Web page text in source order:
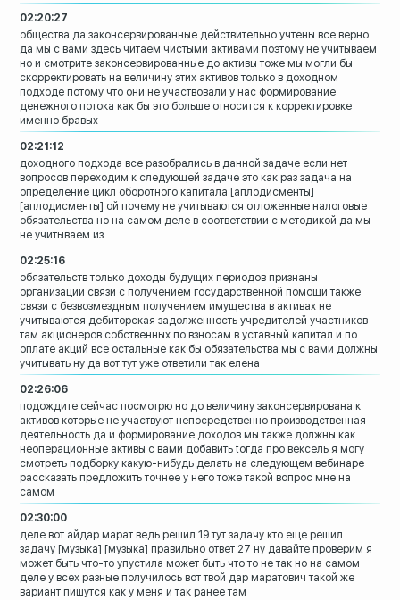
02:20:27
общества да законсервированные действительно учтены все верно
да мы с вами здесь читаем чистыми активами поэтому не учитываем
но и смотрите законсервированные до активы тоже мы могли бы
скорректировать на величину этих активов только в доходном
подходе потому что они не участвовали у нас формирование
денежного потока как бы это больше относится к корректировке
именно бравых
02:21:12
доходного подхода все разобрались в данной задаче если нет
вопросов переходим к следующей задаче это как раз задача на
определение цикл оборотного капитала [аплодисменты]
[аплодисменты] ой почему не учитываются отложенные налоговые
обязательства но на самом деле в соответствии с методикой да мы
не учитываем из
02:25:16
обязательств только доходы будущих периодов признаны
организации связи с получением государственной помощи также
связи с безвозмездным получением имущества в активах не
учитываются дебиторская задолженность учредителей участников
там акционеров собственных по взносам в уставный капитал и по
оплате акций все остальные как бы обязательства мы с вами должны
учитывать ну да вот тут уже ответили так елена
02:26:06
подождите сейчас посмотрю но до величину законсервирована к
активов которые не участвуют непосредственно производственная
деятельность да и формирование доходов мы также должны как
неоперационные активы с вами добавить toгдa про вексель я могу
смотреть подборку какую-нибудь делать на следующем вебинаре
рассказать предложить точнее у него тоже такой вопрос мне на
самом
02:30:00
деле вот айдар марат ведь решил 19 тут задачу кто еще решил
задачу [музыка] [музыка] правильно ответ 27 ну давайте проверим я
может быть что-то упустила может быть что то не так но на самом
деле у всех разные получилось вот твой дар маратович такой же
вариант пишутся как у меня и так ранее там